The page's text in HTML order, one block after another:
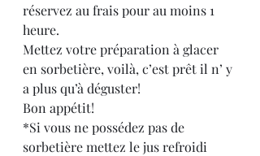
réservez au frais pour au moins 1
heure.
Mettez votre préparation à glacer
en sorbetière, voilà, c’est prêt il n’ y
a plus qu’à déguster!
Bon appétit!
*Si vous ne possédez pas de
sorbetière mettez le jus refroidi